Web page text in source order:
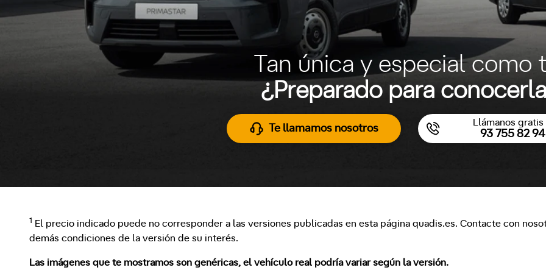
Tan única y especial como
¿Preparado para
Te llamamos nosotros
Llámanos gratis
93 755 82 94
1
El precio indicado puede no corresponder a las versiones publicadas en esta página quadis.es. Contacte con
demás condiciones de la versión de su interés.
Las imágenes que te mostramos son genéricas, el vehículo real podría variar según la versión.